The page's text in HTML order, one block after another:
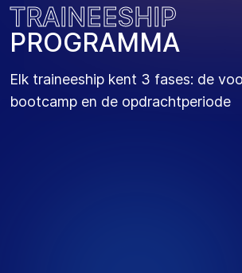
TRAINEESHIP
PROGRAMMA
Elk traineeship kent 3 fases: de
bootcamp en de opdrachtperiode